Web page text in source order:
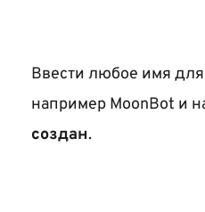
Ввести любое имя
например MoonBot и
создан.